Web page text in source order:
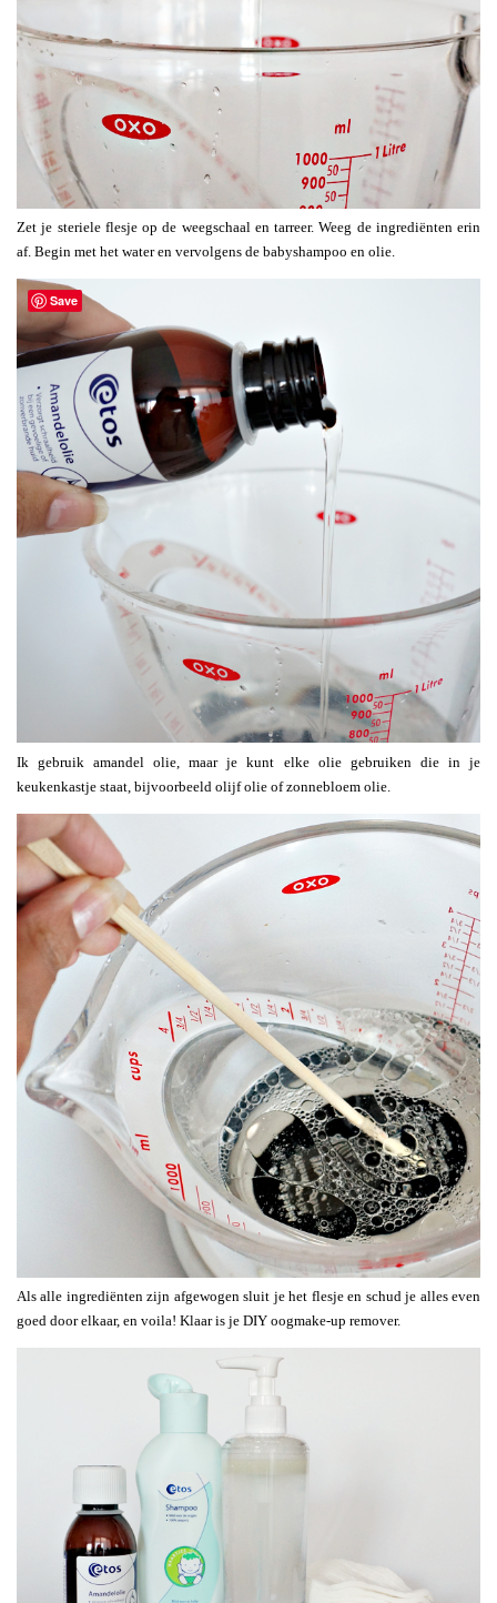
Zet je steriele flesje op de weegschaal en tarreer. Weeg de ingrediënten erin
af. Begin met het water en vervolgens de babyshampoo en olie.
Ik gebruik amandel olie, maar je kunt elke olie gebruiken die in je
keukenkastje staat, bijvoorbeeld olijf olie of zonnebloem olie.
Als alle ingrediënten zijn afgewogen sluit je het flesje en schud je alles even
goed door elkaar, en voila! Klaar is je DIY oogmake-up remover.
Save